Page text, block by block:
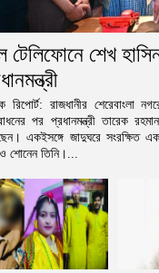
টেলিফোনে শেখ
রিপোর্ট: রাজধানীর শেরেবাংলা
পর প্রধানমন্ত্রী তারেক
একইসঙ্গে জাদুঘরে সংরক্ষিত
শোনেন তিনি।...